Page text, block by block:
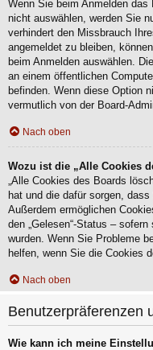
Wenn Sie beim Anmelden das
nicht auswählen, werden Sie
verhindert den Missbrauch
angemeldet zu bleiben,
beim Anmelden auswählen.
an einem öffentlichen
befinden. Wenn diese Option
vermutlich von der Board-
Nach oben
Wozu ist die „Alle Cookies
„Alle Cookies des Boards
hat und die dafür sorgen,
Außerdem ermöglichen
den „Gelesen“-Status –
wurden. Wenn Sie Probleme
helfen, wenn Sie die Cookies
Nach oben
Benutzerpräferenzen
Wie kann ich meine